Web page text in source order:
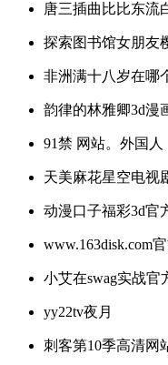
唐三插曲比比东流
探索图书馆女朋友
非洲满十八岁在哪
韵律的林雅卿3d漫
91禁 网站。外国人
天美麻花星空电视
动漫口子福彩3d官
www.163disk.com
小艾在swag实战官
yy22tv夜月
刺客第10季高清网